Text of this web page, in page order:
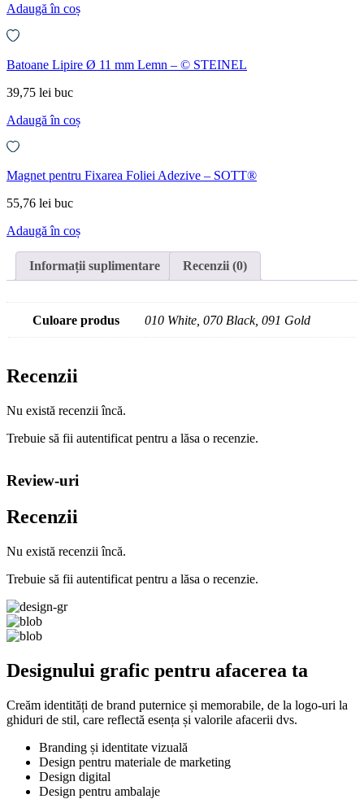
Adaugă în coș
Batoane Lipire Ø 11 mm Lemn – © STEINEL
39,75 lei buc
Adaugă în coș
Magnet pentru Fixarea Foliei Adezive – SOTT®
55,76 lei buc
Adaugă în coș
Informații suplimentare Recenzii (0)
Culoare produs 010 White, 070 Black, 091 Gold
Recenzii
Nu există recenzii încă.
Trebuie să fii autentificat pentru a lăsa o recenzie.
Review-uri
Recenzii
Nu există recenzii încă.
Trebuie să fii autentificat pentru a lăsa o recenzie.
Designului grafic pentru afacerea ta
Creăm identități de brand puternice și memorabile, de la logo-uri la
ghiduri de stil, care reflectă esența și valorile afacerii dvs.
Branding și identitate vizuală
Design pentru materiale de marketing
Design digital
Design pentru ambalaje